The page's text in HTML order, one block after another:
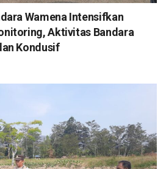
Wamena Intensifkan
Aktivitas Bandara
Kondusif